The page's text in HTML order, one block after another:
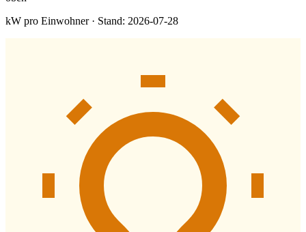
kW pro Einwohner · Stand: 2026-07-28